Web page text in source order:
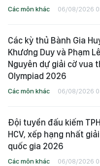
Các môn khác 06/08/2026
Các kỳ thủ Bành Gia
Khương Duy và Phạm
Nguyên dự giải cờ vua
Olympiad 2026
Các môn khác 06/08/2026
Đội tuyển đấu kiếm
HCV, xếp hạng nhất
quốc gia 2026
Các môn khác 06/08/2026